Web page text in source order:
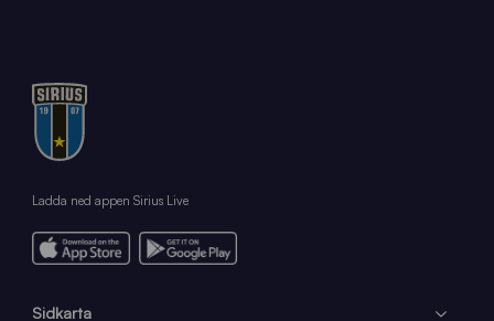
Ladda ned appen Sirius Live
Sidkarta